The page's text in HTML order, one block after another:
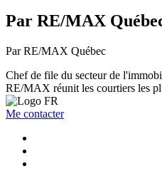
Par RE/MAX
Par RE/MAX Québec
Chef de file du secteur de
RE/MAX réunit les courtiers les
Me contacter